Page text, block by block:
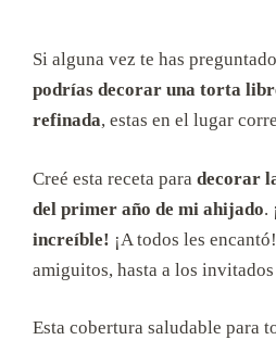
Si alguna vez te has preguntado
podrías decorar una torta
refinada, estas en el lugar
Creé esta receta para decorar
del primer año de mi ahijado. ¡
increíble! ¡A todos les
amiguitos, hasta a los
Esta cobertura saludable para